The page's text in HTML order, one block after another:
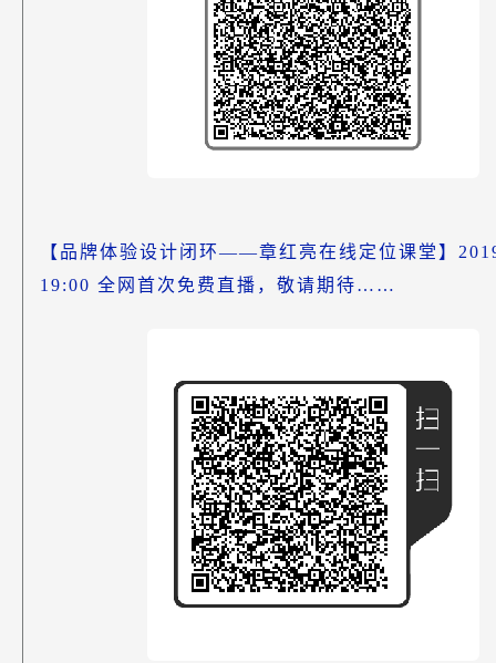
【品牌体验设计闭环——章红亮在线定位课堂】
19:00 全网首次免费直播，敬请期待……